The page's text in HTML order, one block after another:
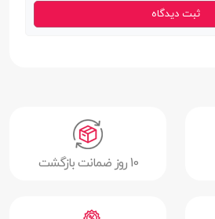
ثبت دیدگاه
10 روز ضمانت بازگشت